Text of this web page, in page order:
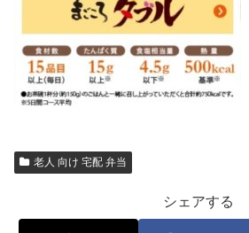
老人 向け 宅配 弁当
シェアする